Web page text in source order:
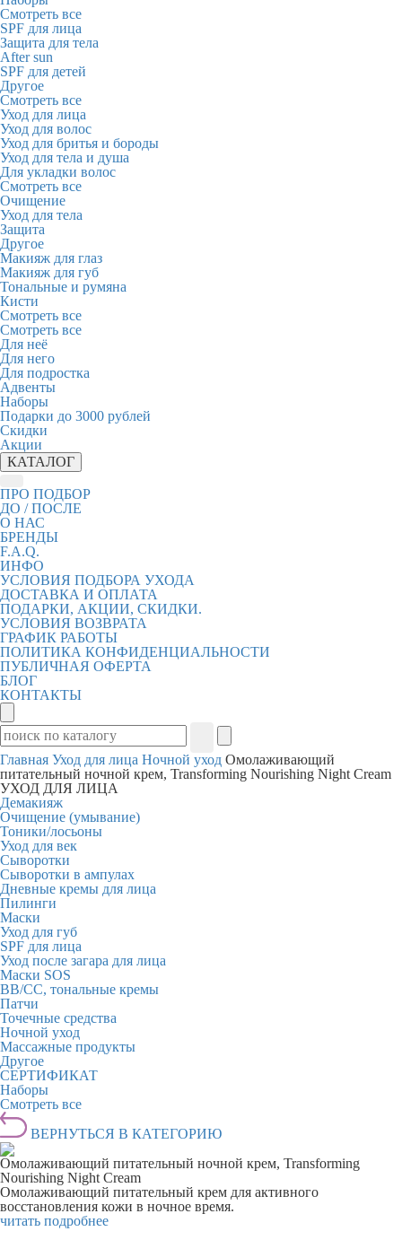
Смотреть все
SPF для лица
Защита для тела
After sun
SPF для детей
Другое
Смотреть все
Уход для лица
Уход для волос
Уход для бритья и бороды
Уход для тела и душа
Для укладки волос
Смотреть все
Очищение
Уход для тела
Защита
Другое
Макияж для глаз
Макияж для губ
Тональные и румяна
Кисти
Смотреть все
Смотреть все
Для неё
Для него
Для подростка
Адвенты
Наборы
Подарки до 3000 рублей
Скидки
Акции
КАТАЛОГ
ПРО ПОДБОР
ДО / ПОСЛЕ
О НАС
БРЕНДЫ
F.A.Q.
ИНФО
УСЛОВИЯ ПОДБОРА УХОДА
ДОСТАВКА И ОПЛАТА
ПОДАРКИ, АКЦИИ, СКИДКИ.
УСЛОВИЯ ВОЗВРАТА
ГРАФИК РАБОТЫ
ПОЛИТИКА КОНФИДЕНЦИАЛЬНОСТИ
ПУБЛИЧНАЯ ОФЕРТА
БЛОГ
КОНТАКТЫ
Главная Уход для лица Ночной уход Омолаживающий
питательный ночной крем, Transforming Nourishing Night Cream
УХОД ДЛЯ ЛИЦА
Демакияж
Очищение (умывание)
Тоники/лосьоны
Уход для век
Сыворотки
Сыворотки в ампулах
Дневные кремы для лица
Пилинги
Маски
Уход для губ
SPF для лица
Уход после загара для лица
Маски SOS
BB/CC, тональные кремы
Патчи
Точечные средства
Ночной уход
Массажные продукты
Другое
СЕРТИФИКАТ
Наборы
Смотреть все
ВЕРНУТЬСЯ В КАТЕГОРИЮ
Омолаживающий питательный ночной крем, Transforming
Nourishing Night Cream
Омолаживающий питательный крем для активного
восстановления кожи в ночное время.
читать подробнее